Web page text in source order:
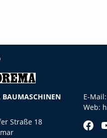
BAUMASCHINEN
Straße 18
E-Mail:
Web: